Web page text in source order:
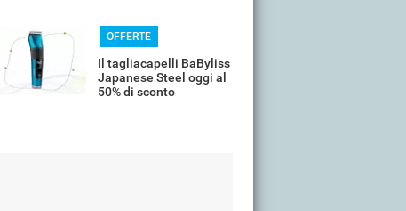
OFFERTE
Il tagliacapelli BaByliss
Japanese Steel oggi al
50% di sconto